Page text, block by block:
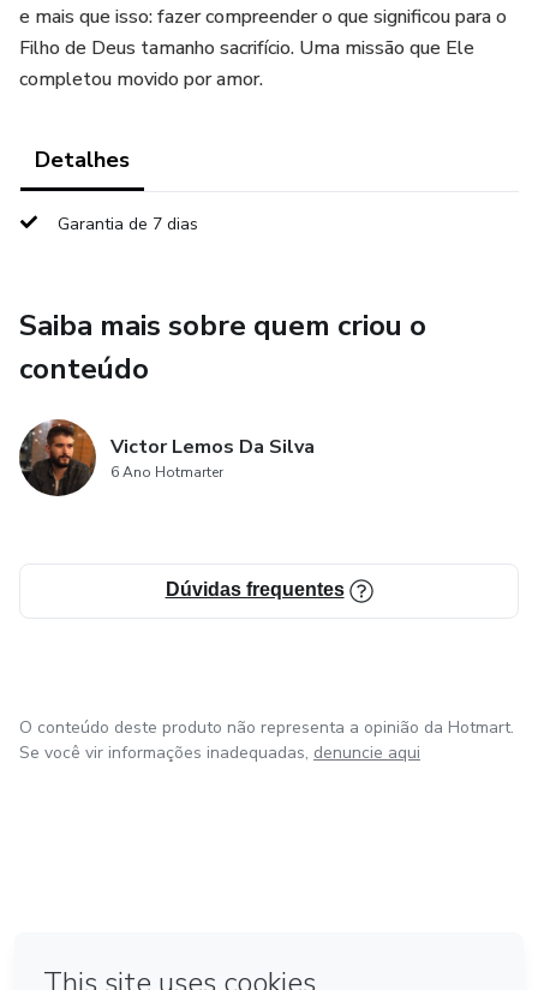
e mais que isso: fazer compreender o que significou para o
Filho de Deus tamanho sacrifício. Uma missão que Ele
completou movido por amor.
Detalhes
Garantia de 7 dias
Saiba mais sobre quem criou o
conteúdo
Victor Lemos Da Silva
6 Ano Hotmarter
Dúvidas frequentes
O conteúdo deste produto não representa a opinião da Hotmart.
Se você vir informações inadequadas, denuncie aqui
Feito com ❤ na Cidade do México